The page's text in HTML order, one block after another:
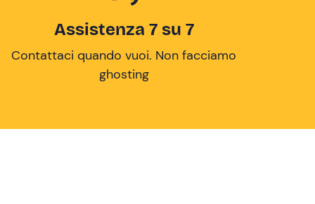
Assistenza 7 su 7
Contattaci quando vuoi. Non facciamo
ghosting